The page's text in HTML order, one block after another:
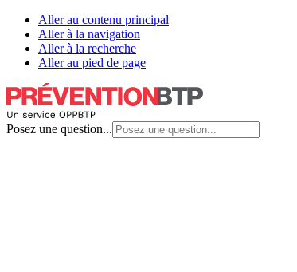
Aller au contenu principal
Aller à la navigation
Aller à la recherche
Aller au pied de page
Posez une question...